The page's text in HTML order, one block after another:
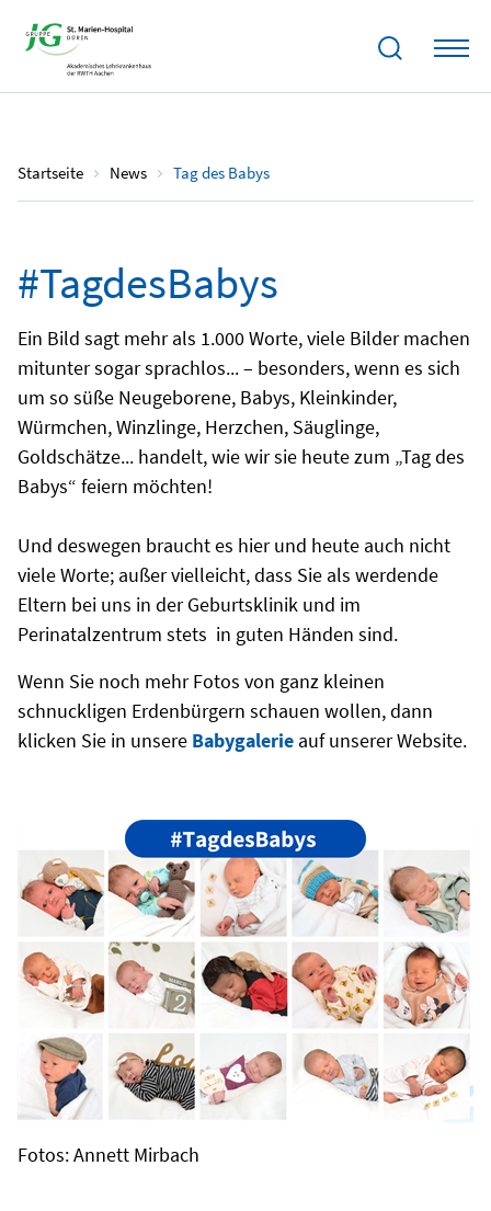
Startseite News Tag des Babys
02.05.2023
#TagdesBabys
Ein Bild sagt mehr als 1.000 Worte, viele Bilder machen
mitunter sogar sprachlos... – besonders, wenn es sich
um so süße Neugeborene, Babys, Kleinkinder,
Würmchen, Winzlinge, Herzchen, Säuglinge,
Goldschätze... handelt, wie wir sie heute zum „Tag des
Babys“ feiern möchten!
Und deswegen braucht es hier und heute auch nicht
viele Worte; außer vielleicht, dass Sie als werdende
Eltern bei uns in der Geburtsklinik und im
Perinatalzentrum stets in guten Händen sind.
Wenn Sie noch mehr Fotos von ganz kleinen
schnuckligen Erdenbürgern schauen wollen, dann
klicken Sie in unsere Babygalerie auf unserer Website.
Fotos: Annett Mirbach